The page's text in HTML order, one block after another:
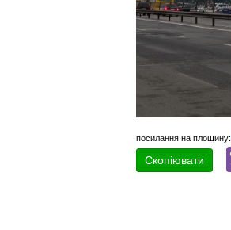
посилання на площину:
Скопіювати